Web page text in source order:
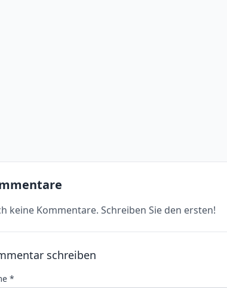
keine Kommentare. Schreiben Sie den ersten!
schreiben
*